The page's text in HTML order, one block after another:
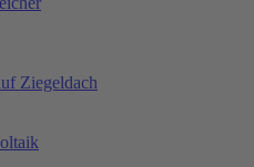
Ziegeldach